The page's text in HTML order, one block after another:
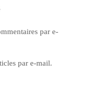
par e-
par e-mail.